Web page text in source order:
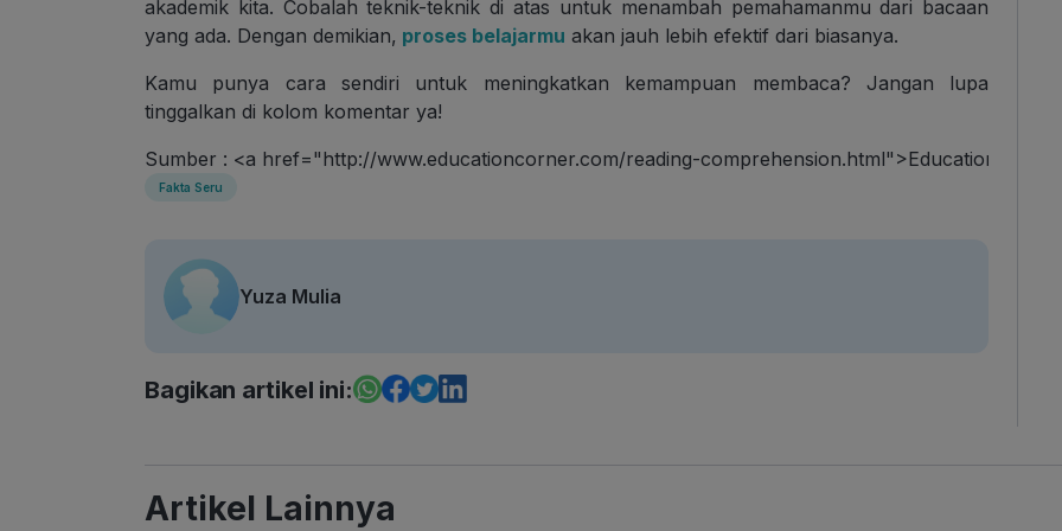
akademik kita. Cobalah teknik-teknik di atas untuk menambah pemahamanmu dari bacaan
yang ada. Dengan demikian, proses belajarmu akan jauh lebih efektif dari biasanya.
Kamu punya cara sendiri untuk meningkatkan kemampuan membaca? Jangan lupa
tinggalkan di kolom komentar ya!
Sumber : <a href="http://www.educationcorner.com/reading-comprehension.html">Education
Fakta Seru
Yuza Mulia
Bagikan artikel ini:
Artikel Lainnya